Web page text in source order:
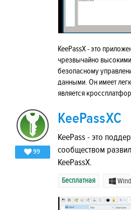
KeePassX - это
чрезвычайно
безопасному
данными. Он имеет
является
99
KeePassXC
KeePass - это
сообществом
KeePassX.
Бесплатная